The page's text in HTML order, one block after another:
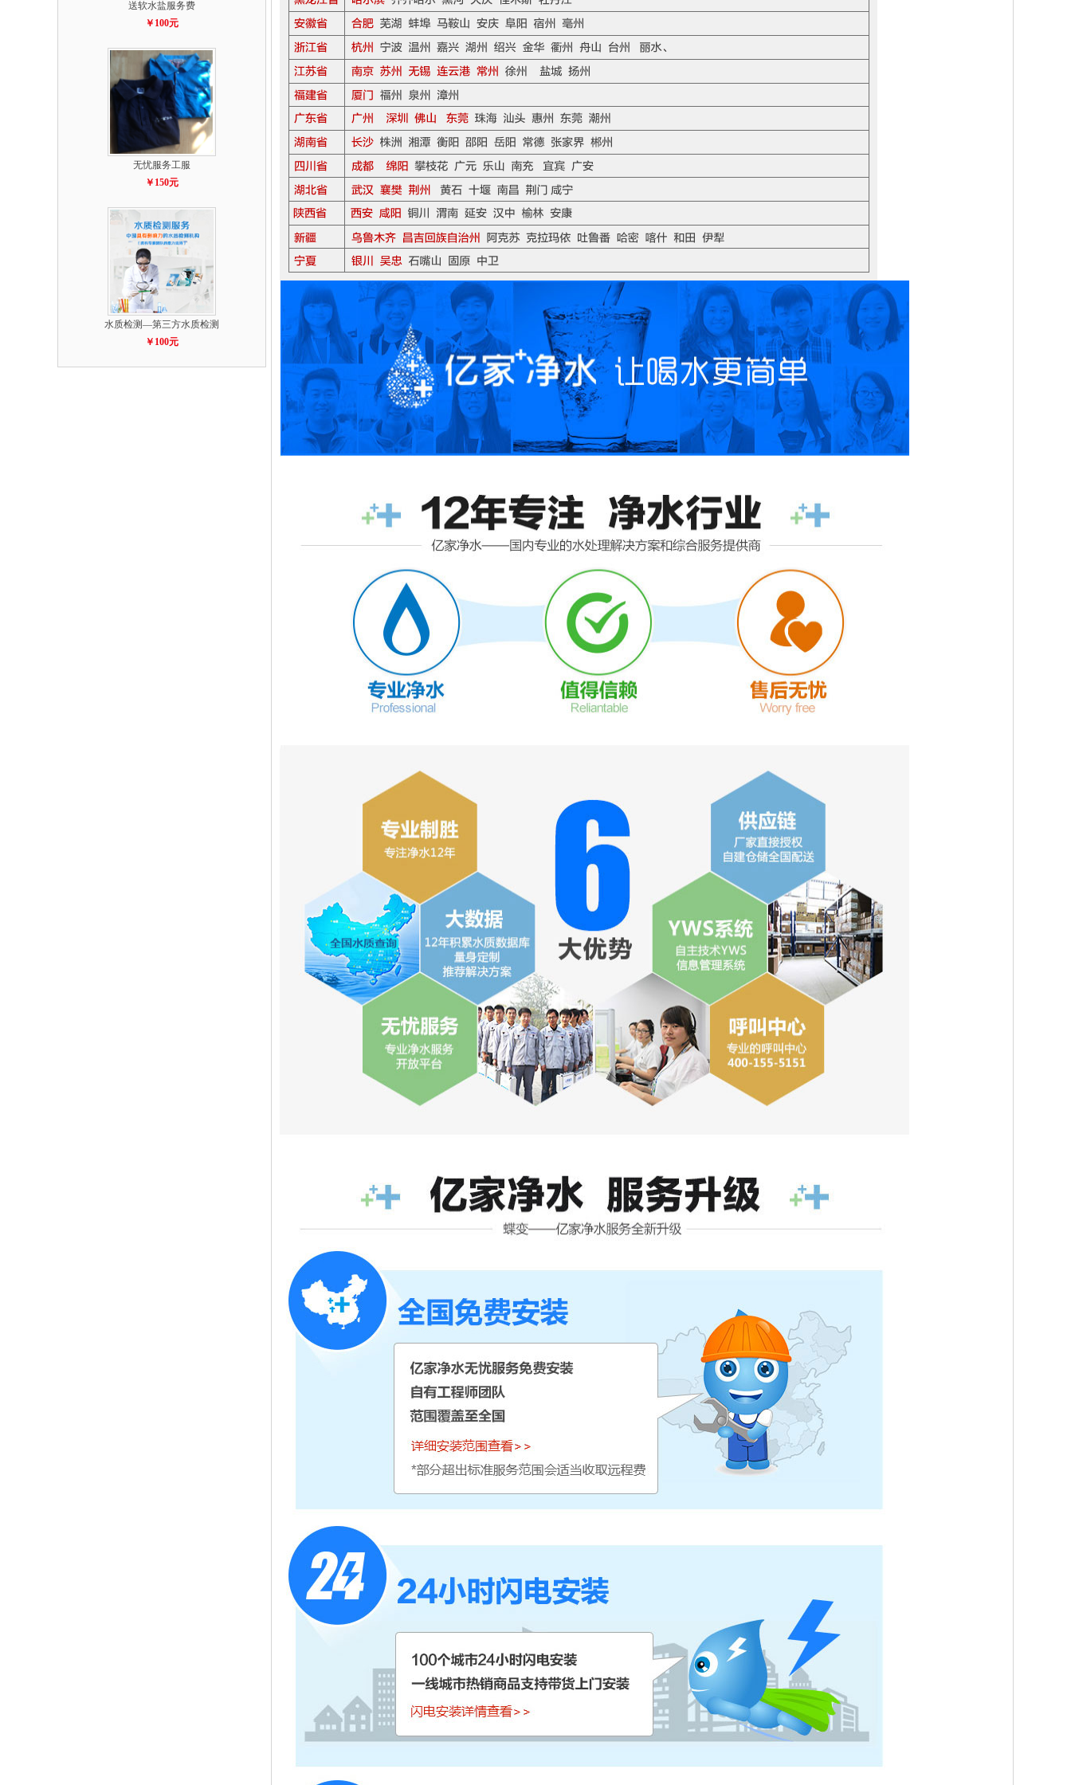
送软水盐服务费
￥100元
无忧服务工服
￥150元
水质检测—第三方水质检测
￥100元